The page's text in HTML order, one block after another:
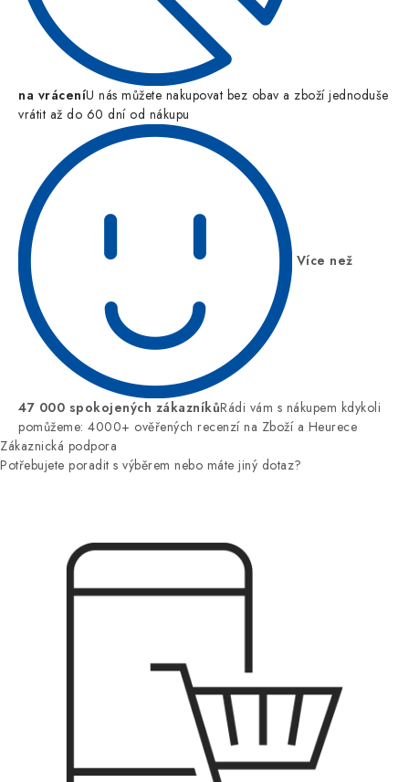
na vráceníU nás můžete nakupovat bez obav a zboží jednoduše
vrátit až do 60 dní od nákupu
Více než
47 000 spokojených zákazníkůRádi vám s nákupem kdykoli
pomůžeme: 4000+ ověřených recenzí na Zboží a Heurece
Zákaznická podpora
Potřebujete poradit s výběrem nebo máte jiný dotaz?